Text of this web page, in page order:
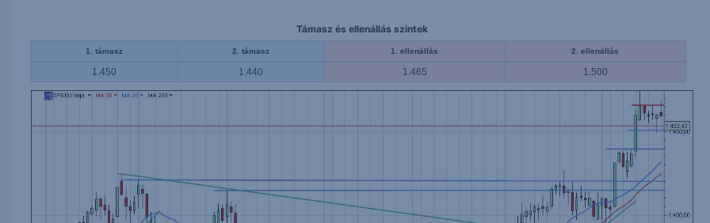
Támasz és ellenállás szintek
1. támasz 2. támasz 1. ellenállás 2. ellenállás
1.450 1.440 1.465 1.500